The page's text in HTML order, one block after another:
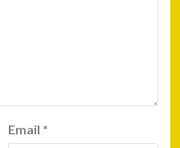
Email *